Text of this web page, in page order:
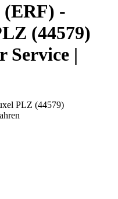
-
(44579)
Service |
PLZ (44579)